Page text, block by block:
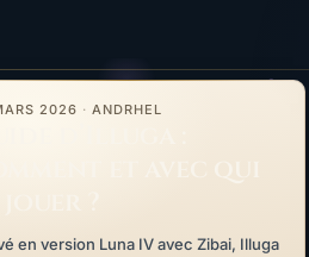
2026 · ANDRHEL
en version Luna IV avec Zibai, Illuga
: comment et avec qui le jouer ?